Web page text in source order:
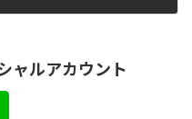
ャルアカウント